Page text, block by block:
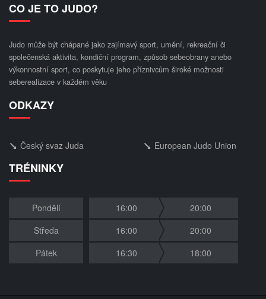
CO JE TO JUDO?
Judo může být chápané jako zajímavý sport, umění, rekreační či
společenská aktivita, kondiční program, způsob sebeobrany anebo
výkonnostní sport, co poskytuje jeho příznivcům široké možnosti
seberealizace v každém věku
ODKAZY
Český svaz Juda European Judo Union
TRÉNINKY
Pondělí 16:00
20:00
Středa
16:00
20:00
Pátek
16:30 18:00